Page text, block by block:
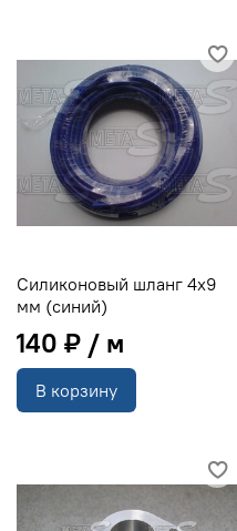
Силиконовый шланг 4х9
мм (синий)
140 ₽
В корзину